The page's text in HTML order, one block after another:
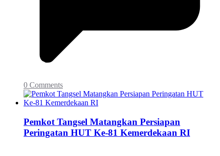
0 Comments
Pemkot Tangsel Matangkan Persiapan
Peringatan HUT Ke-81 Kemerdekaan RI